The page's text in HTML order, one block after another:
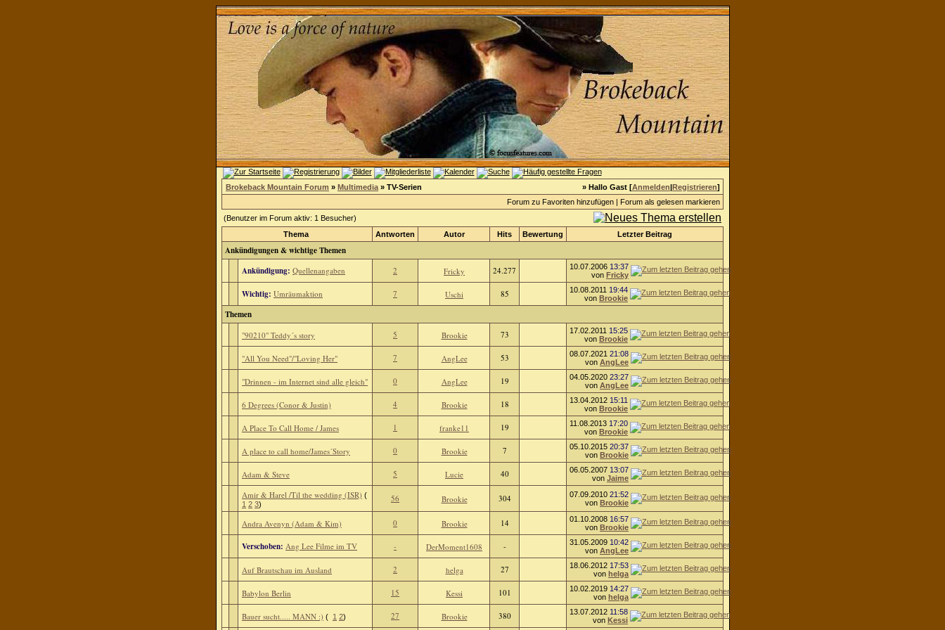
Brokeback Mountain Forum » Multimedia » TV-Serien » Hallo Gast [Anmelden|Registrieren]
Forum zu Favoriten hinzufügen | Forum als gelesen markieren
(Benutzer im Forum aktiv: 1 Besucher)
Thema
Antworten Autor Hits Bewertung Letzter Beitrag
Ankündigungen & wichtige Themen
Ankündigung: Quellenangaben 2 Fricky 24.277 10.07.2006 13:37
von Fricky
Wichtig: Umräumaktion 7 Uschi 85 10.08.2011 19:44
von Brookie
Themen
"90210" Teddy´s story 5 Brookie 73 17.02.2011 15:25
von Brookie
"All You Need"/"Loving Her" 7 AngLee 53 08.07.2021 21:08
von AngLee
"Drinnen - im Internet sind alle gleich" 0 AngLee 19 04.05.2020 23:27
von AngLee
6 Degrees (Conor & Justin) 4 Brookie 18 13.04.2012 15:11
von Brookie
A Place To Call Home / James 1 franke11 19 11.08.2013 17:20
von Brookie
A place to call home/James´Story 0 Brookie 7 05.10.2015 20:37
von Brookie
Adam & Steve 5 Lucie 40 06.05.2007 13:07
von Jaime
Amir & Harel /Til the wedding (ISR) (
1 2 3)
56 Brookie 304 07.09.2010 21:52
von Brookie
Andra Avenyn (Adam & Kim) 0 Brookie 14 01.10.2008 16:57
von Brookie
Verschoben: Ang Lee Filme im TV - DerMoment1608 - 31.05.2009 10:42
von AngLee
Auf Brautschau im Ausland 2 helga 27 18.06.2012 17:53
von helga
Babylon Berlin 15 Kessi 101 10.02.2019 14:27
von helga
Bauer sucht..... MANN :) ( 1 2) 27 Brookie 380 13.07.2012 11:58
von Kessi